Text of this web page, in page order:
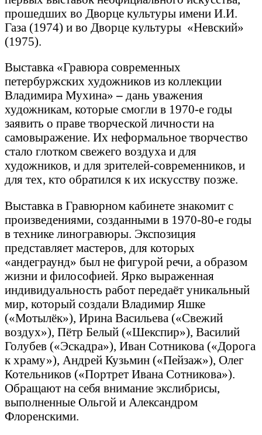
прошедших во Дворце культуры имени И.И.
Газа (1974) и во Дворце культуры «Невский»
(1975).
Выставка «Гравюра современных
петербуржских художников из коллекции
Владимира Мухина»– дань уважения
художникам, которые смогли в 1970-е годы
заявить о праве творческой личности на
самовыражение. Их неформальное творчество
стало глотком свежего воздуха и для
художников, и для зрителей-современников, и
для тех, кто обратился к их искусству позже.
Выставка в Гравюрном кабинете знакомит с
произведениями, созданными в 1970-80-е годы
в технике линогравюры. Экспозиция
представляет мастеров, для которых
«андеграунд» был не фигурой речи, а образом
жизни и философией. Ярко выраженная
индивидуальность работ передаёт уникальный
мир, который создали Владимир Яшке
(«Мотылёк»), Ирина Васильева («Свежий
воздух»), Пётр Белый («Шекспир»), Василий
Голубев («Эскадра»), Иван Сотникова («Дорога
к храму»), Андрей Кузьмин («Пейзаж»), Олег
Котельников («Портрет Ивана Сотникова»).
Обращают на себя внимание экслибрисы,
выполненные Ольгой и Александром
Флоренскими.